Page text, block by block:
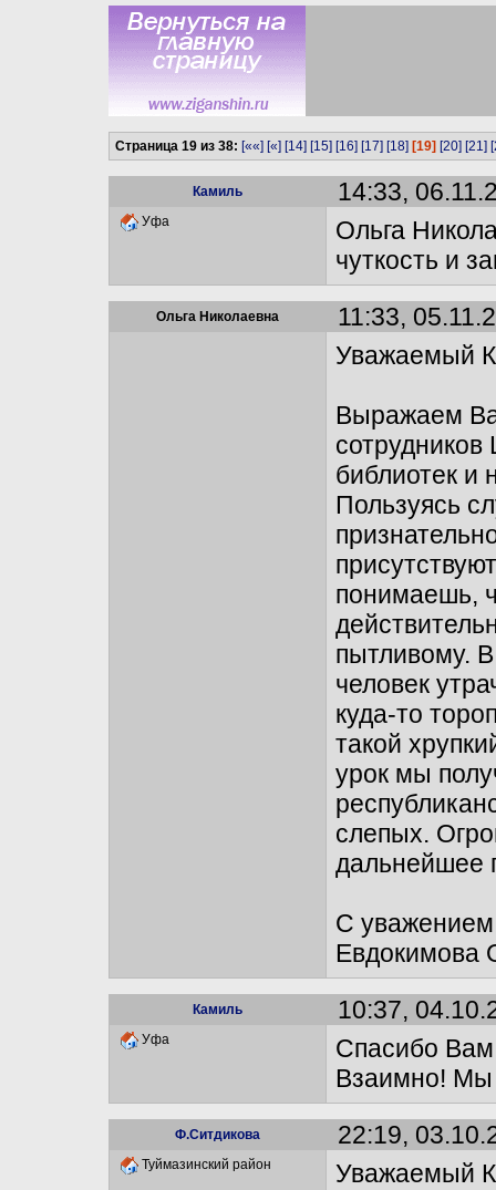
Страница 19 из 38: [««] [«] [14] [15] [16] [17] [18] [19] [20] [21]
Камиль 14:33,
Уфа
Ольга
чуткость и
Ольга Николаевна
11:33,
Уважаемый
Выражаем
библиотек и
Пользуясь
понимаешь,
пытливому.
человек
куда-то
такой
урок мы
слепых.
дальнейшее
С
Евдокимова
Камиль 10:37,
Уфа
Спасибо
Взаимно! Мы
Ф.Ситдикова 22:19,
Туймазинский район
Уважаемый